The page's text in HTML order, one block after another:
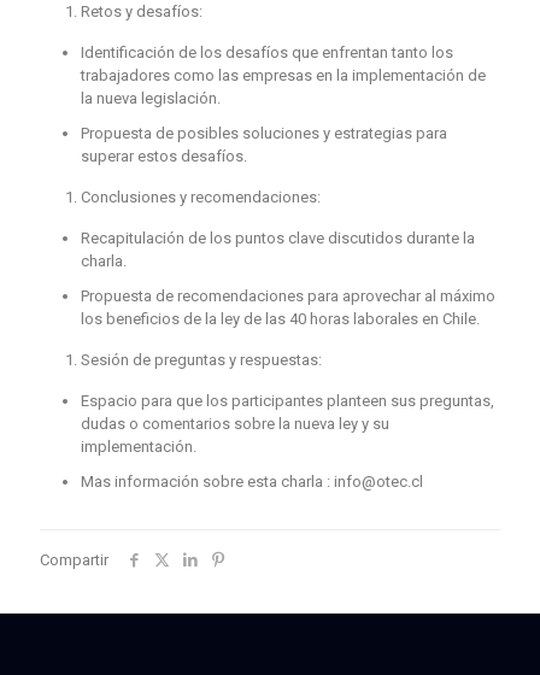
Retos y desafíos:
Identificación de los desafíos que enfrentan tanto los
trabajadores como las empresas en la implementación de
la nueva legislación.
Propuesta de posibles soluciones y estrategias para
superar estos desafíos.
Conclusiones y recomendaciones:
Recapitulación de los puntos clave discutidos durante la
charla.
Propuesta de recomendaciones para aprovechar al máximo
los beneficios de la ley de las 40 horas laborales en Chile.
Sesión de preguntas y respuestas:
Espacio para que los participantes planteen sus preguntas,
dudas o comentarios sobre la nueva ley y su
implementación.
Mas información sobre esta charla : info@otec.cl
Compartir